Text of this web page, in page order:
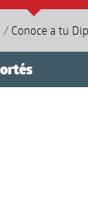
/ Conoce a tu